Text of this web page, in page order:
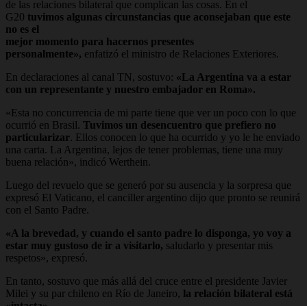
de las relaciones bilateral que complican las cosas. En el
G20 tuvimos algunas circunstancias que aconsejaban que este
no es el
mejor momento para hacernos presentes
personalmente», enfatizó el ministro de Relaciones Exteriores.
En declaraciones al canal TN, sostuvo: «La Argentina va a estar
con un representante y nuestro embajador en Roma».
«Esta no concurrencia de mi parte tiene que ver un poco con lo que
ocurrió en Brasil. Tuvimos un desencuentro que prefiero no
particularizar. Ellos conocen lo que ha ocurrido y yo le he enviado
una carta. La Argentina, lejos de tener problemas, tiene una muy
buena relación», indicó Werthein.
Luego del revuelo que se generó por su ausencia y la sorpresa que
expresó El Vaticano, el canciller argentino dijo que pronto se reunirá
con el Santo Padre.
«A la brevedad, y cuando el santo padre lo disponga, yo voy a
estar muy gustoso de ir a visitarlo, saludarlo y presentar mis
respetos», expresó.
En tanto, sostuvo que más allá del cruce entre el presidente Javier
Milei y su par chileno en Río de Janeiro, la relación bilateral está